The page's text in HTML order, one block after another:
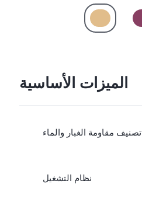
الميزات الأساسية
تصنيف مقاومة الغبار والماء
نظام التشغيل